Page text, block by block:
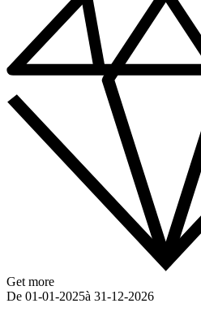
Get more
De 01-01-2025à 31-12-2026